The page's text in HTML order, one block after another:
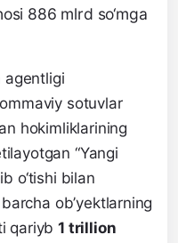
886 mlrd so‘mga
agentligi
sotuvlar
hokimliklarining
“Yangi
o‘tishi bilan
ob’yektlarning
qariyb1 trillion